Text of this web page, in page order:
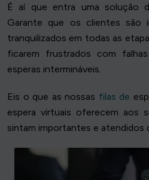
É aí que entra uma solução
Garante que os clientes são
tranquilizados em todas as
ficarem frustrados com
esperas intermináveis.
Eis o que as nossas filas de
espera virtuais oferecem aos
sintam importantes e atendidos